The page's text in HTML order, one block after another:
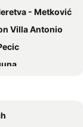
- Metković
Villa Antonio